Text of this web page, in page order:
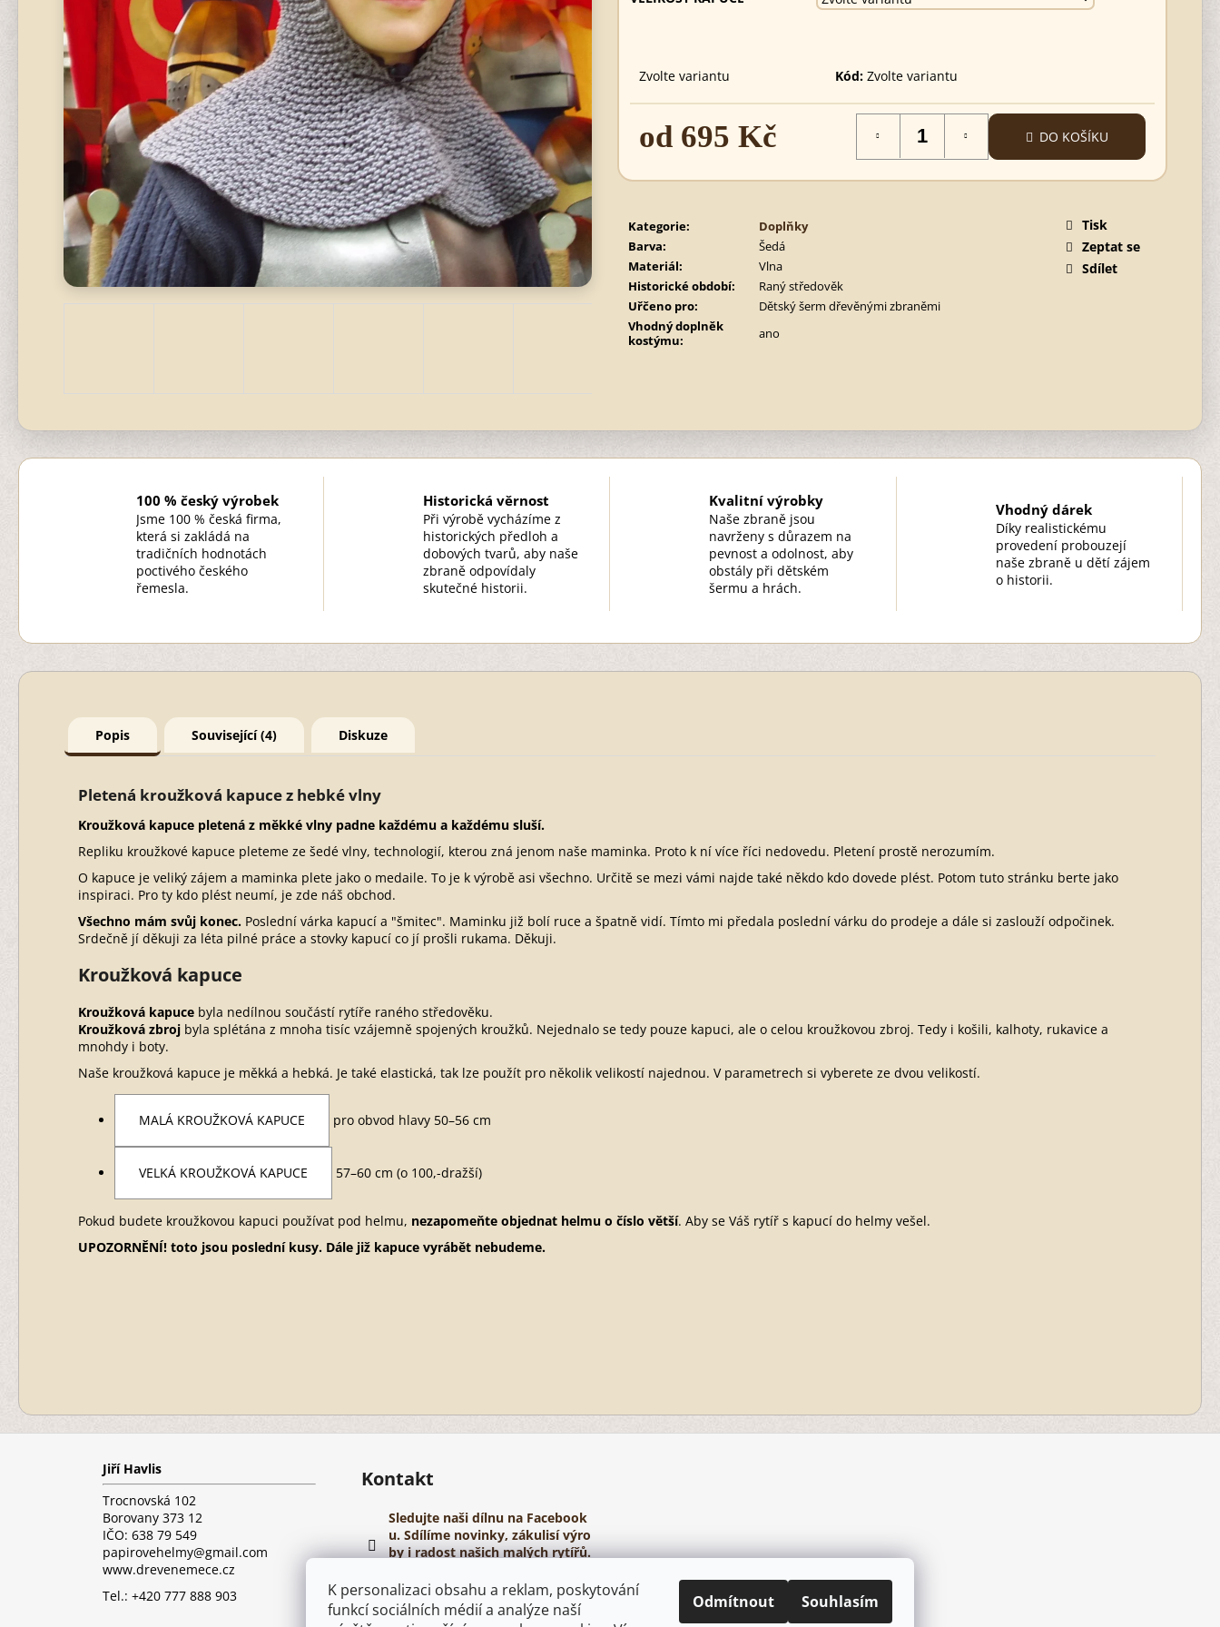
K personalizaci obsahu a reklam, poskytování
funkcí sociálních médií a analýze naší
Odmítnout Souhlasím
Zvolte variantu Kód: Zvolte variantu
od 695 Kč
cena:
DO KOŠÍKU
Kategorie:
Doplňky
Barva:
Šedá
Materiál:
Vlna
Historické období:
Raný středověk
Uřčeno pro:
Dětský šerm dřevěnými zbraněmi
Vhodný doplněk
kostýmu: ano
Tisk
Zeptat se
Sdílet
100 % český výrobek
Jsme 100 % česká firma,
která si zakládá na
tradičních hodnotách
poctivého českého
řemesla.
Historická věrnost
Při výrobě vycházíme z
historických předloh a
dobových tvarů, aby naše
zbraně odpovídaly
skutečné historii.
Kvalitní výrobky
Naše zbraně jsou
navrženy s důrazem na
pevnost a odolnost, aby
obstály při dětském
šermu a hrách.
Vhodný dárek
Díky realistickému
provedení probouzejí
naše zbraně u dětí zájem
o historii.
Popis Související (4) Diskuze
Pletená kroužková kapuce z hebké vlny
Kroužková kapuce pletená z měkké vlny padne každému a každému sluší.
Repliku kroužkové kapuce pleteme ze šedé vlny, technologií, kterou zná jenom naše maminka. Proto k ní více říci nedovedu. Pletení prostě nerozumím.
O kapuce je veliký zájem a maminka plete jako o medaile. To je k výrobě asi všechno. Určitě se mezi vámi najde také někdo kdo dovede plést. Potom tuto stránku berte jako
inspiraci. Pro ty kdo plést neumí, je zde náš obchod.
Všechno mám svůj konec. Poslední várka kapucí a "šmitec". Maminku již bolí ruce a špatně vidí. Tímto mi předala poslední várku do prodeje a dále si zaslouží odpočinek.
Srdečně jí děkuji za léta pilné práce a stovky kapucí co jí prošli rukama. Děkuji.
Kroužková kapuce
Kroužková kapuce byla nedílnou součástí rytíře raného středověku.
Kroužková zbroj byla splétána z mnoha tisíc vzájemně spojených kroužků. Nejednalo se tedy pouze kapuci, ale o celou kroužkovou zbroj. Tedy i košili, kalhoty, rukavice a
mnohdy i boty.
Naše kroužková kapuce je měkká a hebká. Je také elastická, tak lze použít pro několik velikostí najednou. V parametrech si vyberete ze dvou velikostí.
MALÁ KROUŽKOVÁ KAPUCE pro obvod hlavy 50–56 cm
VELKÁ KROUŽKOVÁ KAPUCE 57–60 cm (o 100,-dražší)
Pokud budete kroužkovou kapuci používat pod helmu, nezapomeňte objednat helmu o číslo větší. Aby se Váš rytíř s kapucí do helmy vešel.
UPOZORNĚNÍ! toto jsou poslední kusy. Dále již kapuce vyrábět nebudeme.
320 Kč
620 Kč
Z
Jiří Havlis
Trocnovská 102
Borovany 373 12
IČO: 638 79 549
papirovehelmy@gmail.com
www.drevenemece.cz
Tel.: +420 777 888 903
Kontakt
Sledujte naši dílnu na Facebook
u. Sdílíme novinky, zákulisí výro
by i radost našich malých rytířů.
pirovehelmy